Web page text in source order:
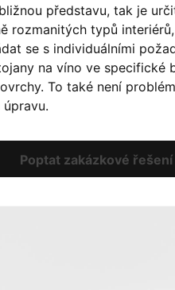
představu, tak je
rozmanitých typů
se s individuálními
na víno ve specifické
To také není
Poptat zakázkové řešení